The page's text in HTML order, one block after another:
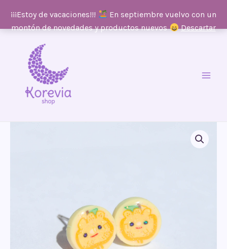
¡¡¡Estoy de vacaciones!!!
En septiembre vuelvo con un
montón de novedades y productos nuevos
Descartar
contenido